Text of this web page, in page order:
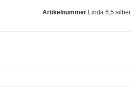
Artikelnummer Linda 6,5 silber